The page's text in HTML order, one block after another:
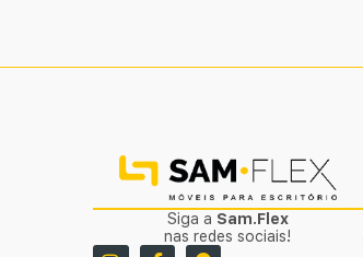
Siga a Sam.Flex
nas redes sociais!